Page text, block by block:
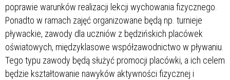
poprawie warunków realizacji lekcji wychowania fizycznego.
Ponadto w ramach zajęć organizowane będą np. turnieje
pływackie, zawody dla uczniów z będzińskich placówek
oświatowych, międzyklasowe współzawodnictwo w pływaniu.
Tego typu zawody będą służyć promocji placówki, a ich celem
będzie kształtowanie nawyków aktywności fizycznej i